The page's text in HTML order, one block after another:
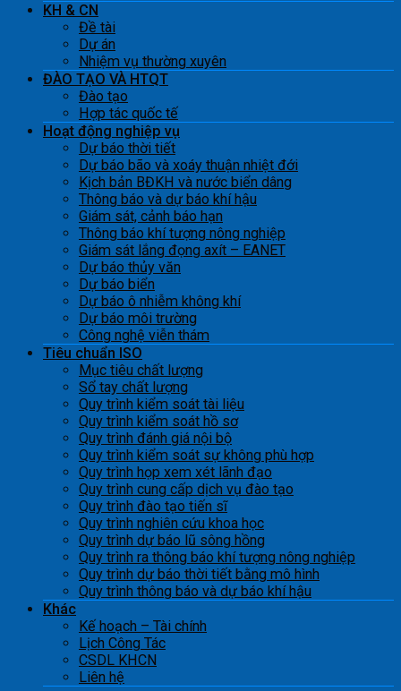
KH & CN
Đề tài
Dự án
Nhiệm vụ thường xuyên
ĐÀO TẠO VÀ HTQT
Đào tạo
Hợp tác quốc tế
Hoạt động nghiệp vụ
Dự báo thời tiết
Dự báo bão và xoáy thuận nhiệt đới
Kịch bản BĐKH và nước biển dâng
Thông báo và dự báo khí hậu
Giám sát, cảnh báo hạn
Thông báo khí tượng nông nghiệp
Giám sát lắng đọng axít – EANET
Dự báo thủy văn
Dự báo biển
Dự báo ô nhiễm không khí
Dự báo môi trường
Công nghệ viễn thám
Tiêu chuẩn ISO
Mục tiêu chất lượng
Sổ tay chất lượng
Quy trình kiểm soát tài liệu
Quy trình kiểm soát hồ sơ
Quy trình đánh giá nội bộ
Quy trình kiểm soát sự không phù hợp
Quy trình họp xem xét lãnh đạo
Quy trình cung cấp dịch vụ đào tạo
Quy trình đào tạo tiến sĩ
Quy trình nghiên cứu khoa học
Quy trình dự báo lũ sông hồng
Quy trình ra thông báo khí tượng nông nghiệp
Quy trình dự báo thời tiết bằng mô hình
Quy trình thông báo và dự báo khí hậu
Khác
Kế hoạch – Tài chính
Lịch Công Tác
CSDL KHCN
Liên hệ